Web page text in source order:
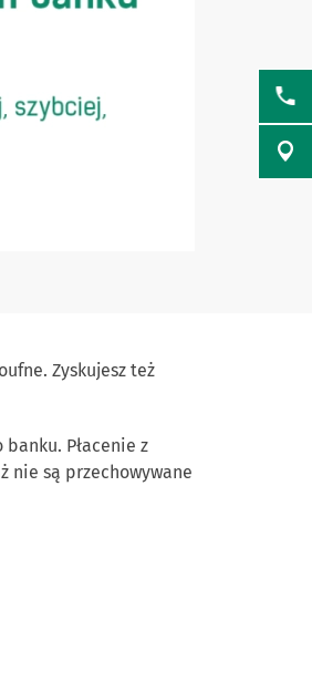
Zyskujesz też
Płacenie z
nie są przechowywane